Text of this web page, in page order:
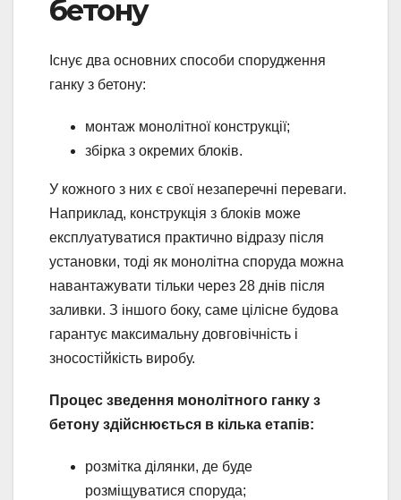
бетону
Існує два основних способи спорудження
ганку з бетону:
монтаж монолітної конструкції;
збірка з окремих блоків.
У кожного з них є свої незаперечні переваги.
Наприклад, конструкція з блоків може
експлуатуватися практично відразу після
установки, тоді як монолітна споруда можна
навантажувати тільки через 28 днів після
заливки. З іншого боку, саме цілісне будова
гарантує максимальну довговічність і
зносостійкість виробу.
Процес зведення монолітного ганку з
бетону здійснюється в кілька етапів:
розмітка ділянки, де буде
розміщуватися споруда;